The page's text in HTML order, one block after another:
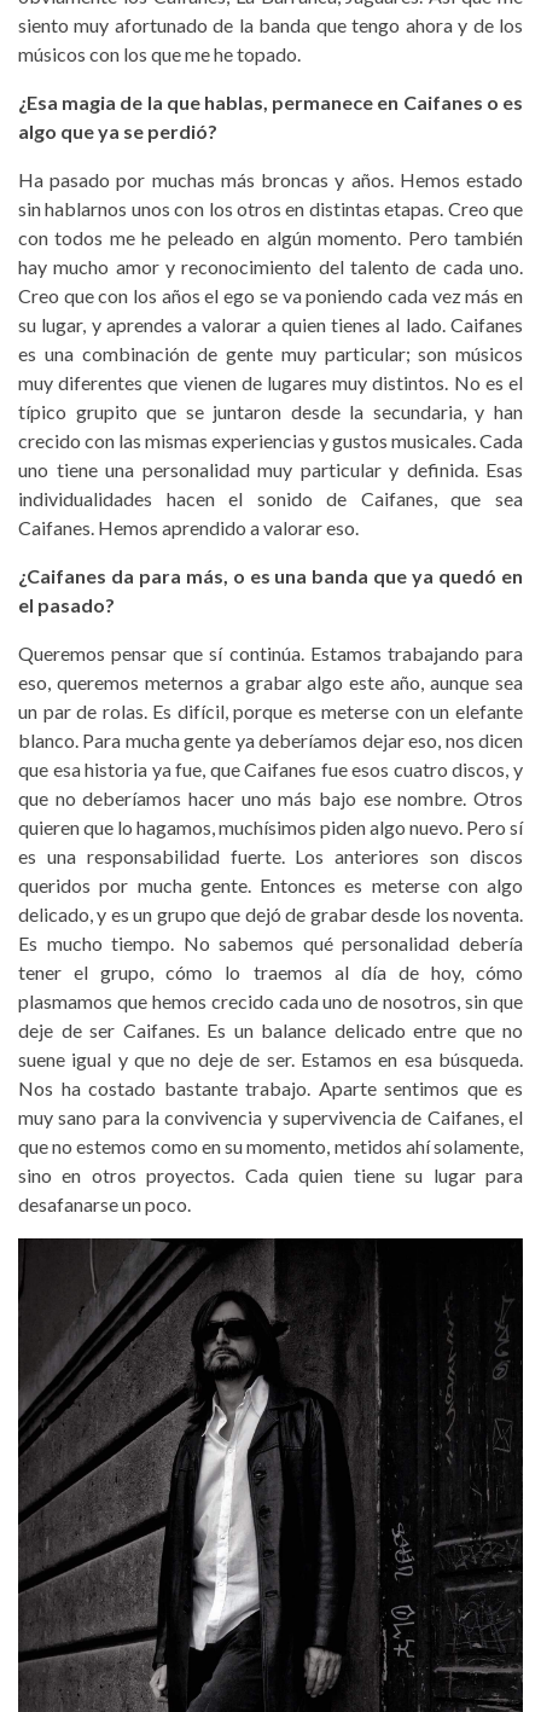
siento muy afortunado de la banda que tengo ahora y de los
músicos con los que me he topado.
¿Esa magia de la que hablas, permanece en Caifanes o es
algo que ya se perdió?
Ha pasado por muchas más broncas y años. Hemos estado
sin hablarnos unos con los otros en distintas etapas. Creo que
con todos me he peleado en algún momento. Pero también
hay mucho amor y reconocimiento del talento de cada uno.
Creo que con los años el ego se va poniendo cada vez más en
su lugar, y aprendes a valorar a quien tienes al lado. Caifanes
es una combinación de gente muy particular; son músicos
muy diferentes que vienen de lugares muy distintos. No es el
típico grupito que se juntaron desde la secundaria, y han
crecido con las mismas experiencias y gustos musicales. Cada
uno tiene una personalidad muy particular y definida. Esas
individualidades hacen el sonido de Caifanes, que sea
Caifanes. Hemos aprendido a valorar eso.
¿Caifanes da para más, o es una banda que ya quedó en
el pasado?
Queremos pensar que sí continúa. Estamos trabajando para
eso, queremos meternos a grabar algo este año, aunque sea
un par de rolas. Es difícil, porque es meterse con un elefante
blanco. Para mucha gente ya deberíamos dejar eso, nos dicen
que esa historia ya fue, que Caifanes fue esos cuatro discos, y
que no deberíamos hacer uno más bajo ese nombre. Otros
quieren que lo hagamos, muchísimos piden algo nuevo. Pero sí
es una responsabilidad fuerte. Los anteriores son discos
queridos por mucha gente. Entonces es meterse con algo
delicado, y es un grupo que dejó de grabar desde los noventa.
Es mucho tiempo. No sabemos qué personalidad debería
tener el grupo, cómo lo traemos al día de hoy, cómo
plasmamos que hemos crecido cada uno de nosotros, sin que
deje de ser Caifanes. Es un balance delicado entre que no
suene igual y que no deje de ser. Estamos en esa búsqueda.
Nos ha costado bastante trabajo. Aparte sentimos que es
muy sano para la convivencia y supervivencia de Caifanes, el
que no estemos como en su momento, metidos ahí solamente,
sino en otros proyectos. Cada quien tiene su lugar para
desafanarse un poco.